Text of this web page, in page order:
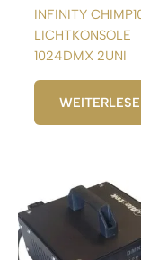
INFINITY
LICHTKONSOLE
1024DMX 2UNI